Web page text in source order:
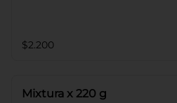
$2.200
Mixtura x 220 g